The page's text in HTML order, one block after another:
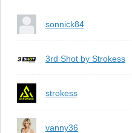
sonnick84
3rd Shot by Strokess
strokess
vanny36